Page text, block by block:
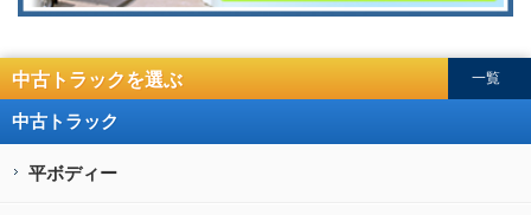
中古トラックを選ぶ 一覧
中古トラック
平ボディー